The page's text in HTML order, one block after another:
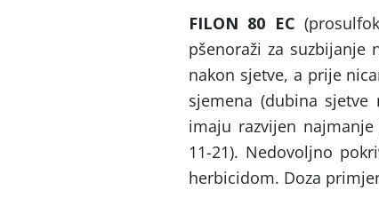
FILON 80 EC
pšenoraži za
nakon sjetve, a prije
sjemena (dubina
imaju razvijen
11-21). Nedovoljno
herbicidom. Doza